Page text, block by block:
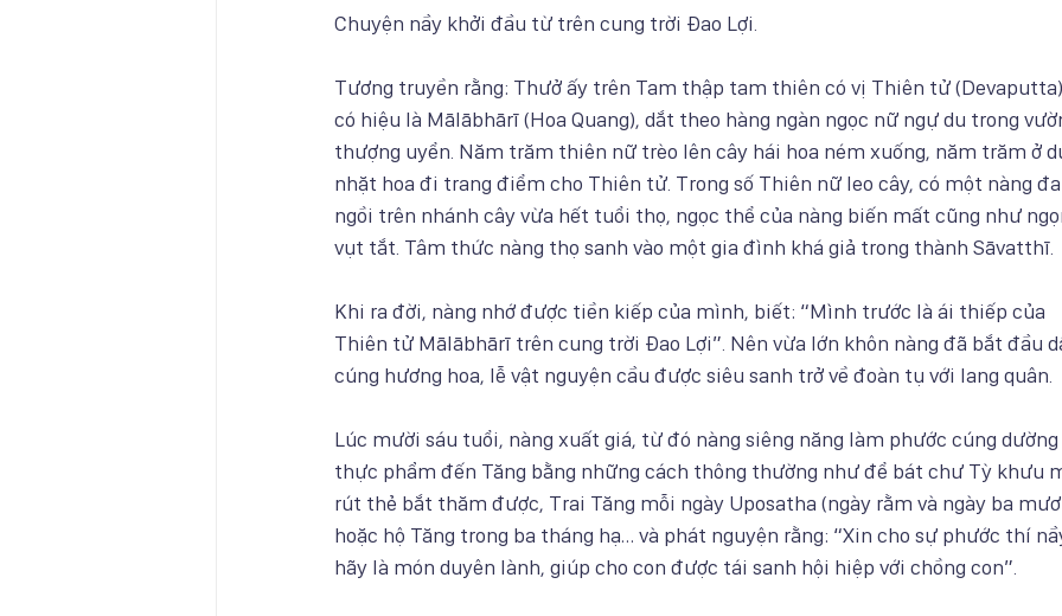
Chuyện nầy khởi đầu từ trên cung trời Đao Lợi.
Tương truyền rằng: Thưở ấy trên Tam thập tam thiên có vị Thiên tử (Devaputta)
có hiệu là Mālābhārī (Hoa Quang), dắt theo hàng ngàn ngọc nữ ngự du trong
thượng uyển. Năm trăm thiên nữ trèo lên cây hái hoa ném xuống, năm trăm ở
nhặt hoa đi trang điểm cho Thiên tử. Trong số Thiên nữ leo cây, có một nàng
ngồi trên nhánh cây vừa hết tuổi thọ, ngọc thể của nàng biến mất cũng như
vụt tắt. Tâm thức nàng thọ sanh vào một gia đình khá giả trong thành Sāvatthī.
Khi ra đời, nàng nhớ được tiền kiếp của mình, biết: “Mình trước là ái thiếp của
Thiên tử Mālābhārī trên cung trời Đao Lợi”. Nên vừa lớn khôn nàng đã bắt đầu
cúng hương hoa, lễ vật nguyện cầu được siêu sanh trở về đoàn tụ với lang quân.
Lúc mười sáu tuổi, nàng xuất giá, từ đó nàng siêng năng làm phước cúng dường
thực phẩm đến Tăng bằng những cách thông thường như để bát chư Tỳ khưu
rút thẻ bắt thăm được, Trai Tăng mỗi ngày Uposatha (ngày rằm và ngày ba
hoặc hộ Tăng trong ba tháng hạ… và phát nguyện rằng: “Xin cho sự phước thí
hãy là món duyên lành, giúp cho con được tái sanh hội hiệp với chồng con”.